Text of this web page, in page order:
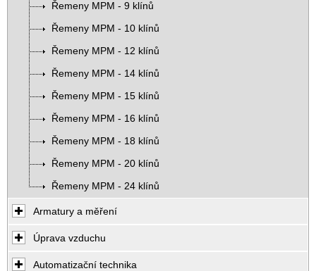
Řemeny MPM - 9 klínů
Řemeny MPM - 10 klínů
Řemeny MPM - 12 klínů
Řemeny MPM - 14 klínů
Řemeny MPM - 15 klínů
Řemeny MPM - 16 klínů
Řemeny MPM - 18 klínů
Řemeny MPM - 20 klínů
Řemeny MPM - 24 klínů
Armatury a měření
Úprava vzduchu
Automatizační technika